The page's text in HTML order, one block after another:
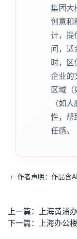
集团大
创意和
计，提
间，适
时，区
企业的
区域（
（如
性，帮
任感。
作者声明：作品含
上一篇：
下一篇：